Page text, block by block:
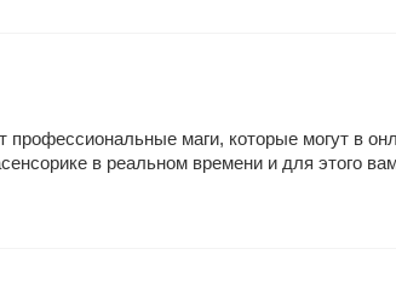
маги, которые могут в
в реальном времени и для этого